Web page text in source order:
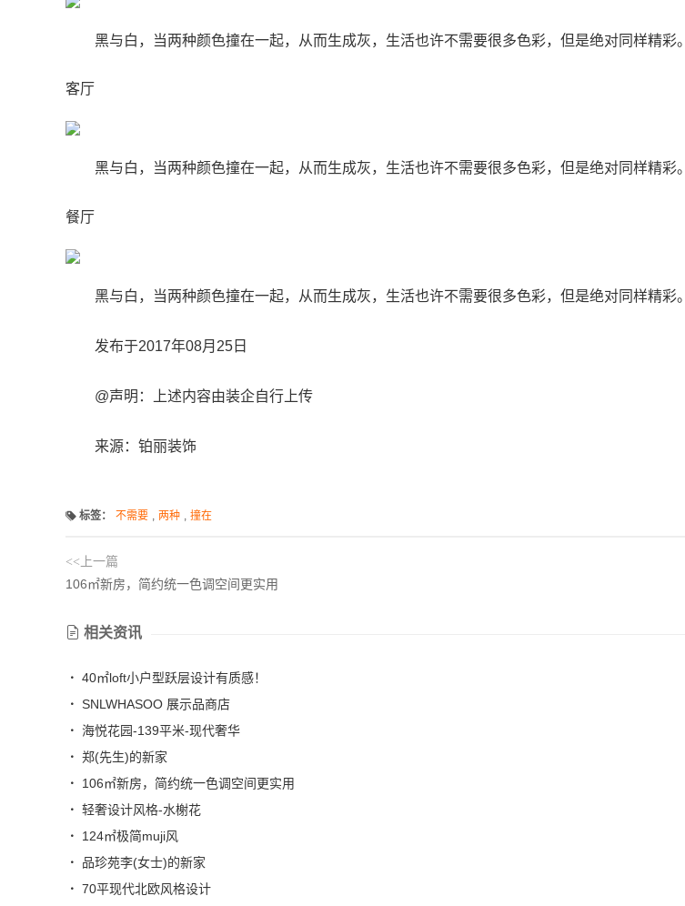
黑与白，当两种颜色撞在一起，从而生成灰，生活也许不需要很多色彩，但是绝对同样精彩。
客厅
黑与白，当两种颜色撞在一起，从而生成灰，生活也许不需要很多色彩，但是绝对同样精彩。
餐厅
黑与白，当两种颜色撞在一起，从而生成灰，生活也许不需要很多色彩，但是绝对同样精彩。
发布于2017年08月25日
@声明：上述内容由装企自行上传
来源：铂丽装饰
标签： 不需要 , 两种 , 撞在
<<上一篇
106㎡新房，简约统一色调空间更实用
相关资讯
40㎡loft小户型跃层设计有质感！
SNLWHASOO 展示品商店
海悦花园-139平米-现代奢华
郑(先生)的新家
106㎡新房，简约统一色调空间更实用
轻奢设计风格-水榭花
124㎡极简muji风
品珍苑李(女士)的新家
70平现代北欧风格设计